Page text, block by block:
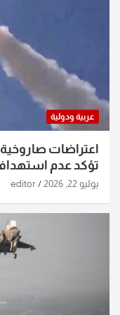
عربية ودولية
اعتراضات صاروخية
تؤكد عدم
يوليو 22, 2026 editor